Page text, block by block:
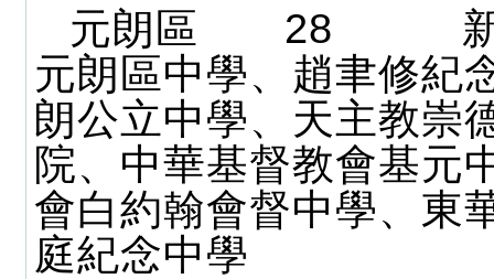
元朗區 28 新
元朗區中學、趙聿修紀
朗公立中學、天主教崇
院、中華基督教會基元
會白約翰會督中學、東
庭紀念中學